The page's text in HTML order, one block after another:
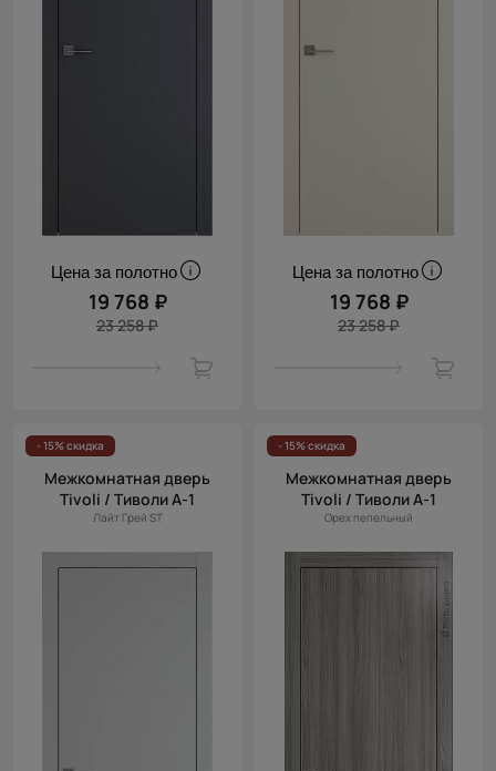
Цена за полотно
19 768 ₽
23 258 ₽
Цена за полотно
19 768 ₽
23 258 ₽
- 15% скидка
Межкомнатная дверь
Tivoli / Тиволи А-1
Лайт Грей ST
- 15% скидка
Межкомнатная дверь
Tivoli / Тиволи А-1
Орех пепельный